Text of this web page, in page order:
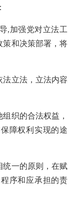
,加强党对立法工
策和决策部署，将
法立法，立法内容
织的合法权益，
障权利实现的途
统一的原则，在赋
序和应承担的责